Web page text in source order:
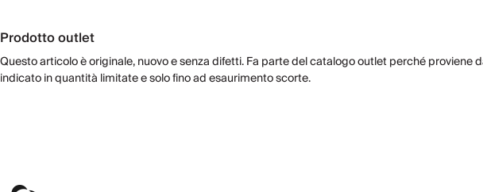
Prodotto outlet
Questo articolo è originale, nuovo e senza difetti. Fa parte del catalogo outlet perché
indicato in quantità limitate e solo fino ad esaurimento scorte.